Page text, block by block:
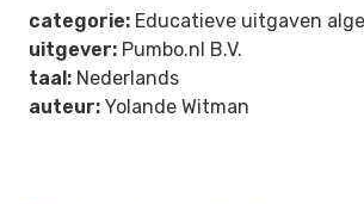
categorie: Educatieve uitgaven
uitgever: Pumbo.nl B.V.
taal: Nederlands
auteur: Yolande Witman